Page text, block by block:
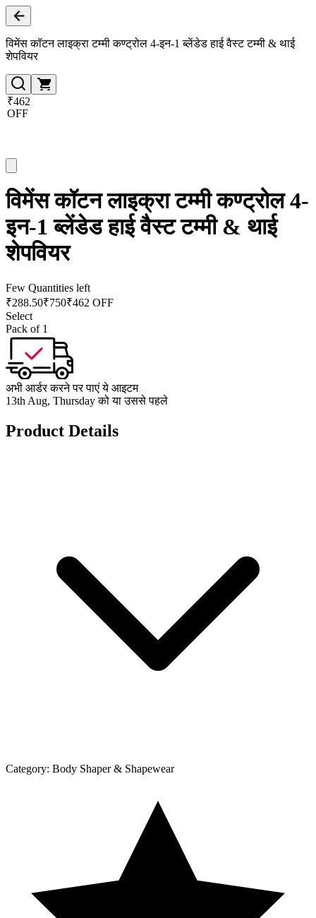
विमेंस कॉटन लाइक्रा टम्मी कण्ट्रोल 4-इन-1 ब्लेंडेड हाई वैस्ट टम्मी & थाई
शेपवियर
₹462
OFF
विमेंस कॉटन लाइक्रा टम्मी कण्ट्रोल 4-
इन-1 ब्लेंडेड हाई वैस्ट टम्मी & थाई
शेपवियर
Few Quantities left
₹288.50₹750₹462 OFF
Select
Pack of 1
अभी आर्डर करने पर पाएं ये आइटम
13th Aug, Thursday को या उससे पहले
Product Details
Category: Body Shaper & Shapewear